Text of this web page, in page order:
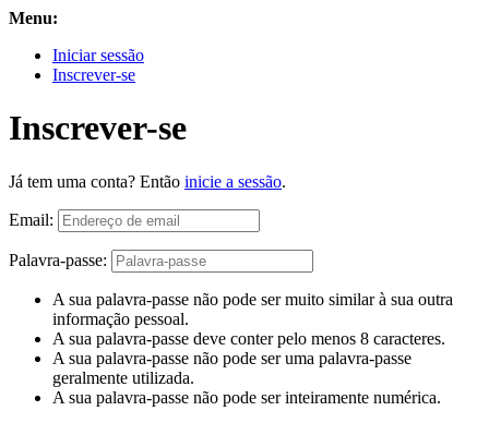
Menu:
Iniciar sessão
Inscrever-se
Inscrever-se
Já tem uma conta? Então inicie a sessão.
Email:
Palavra-passe:
A sua palavra-passe não pode ser muito similar à sua outra
informação pessoal.
A sua palavra-passe deve conter pelo menos 8 caracteres.
A sua palavra-passe não pode ser uma palavra-passe
geralmente utilizada.
A sua palavra-passe não pode ser inteiramente numérica.